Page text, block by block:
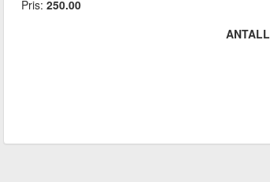
Pris: 250.00
ANTALL